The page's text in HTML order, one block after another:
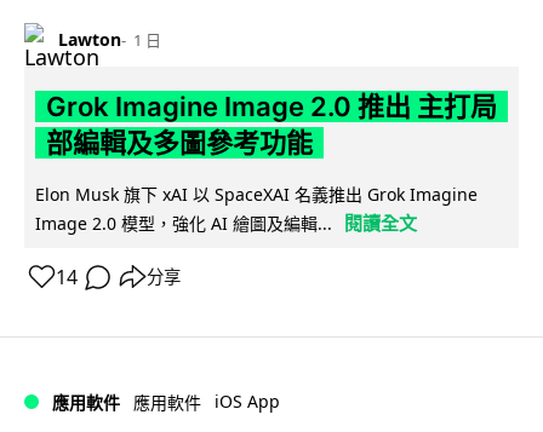
Lawton 1 日
Grok Imagine Image 2.0 推出 主打局
部編輯及多圖參考功能
Elon Musk 旗下 xAI 以 SpaceXAI 名義推出 Grok Imagine
Image 2.0 模型，強化 AI 繪圖及編輯...
閱讀全文
14 分享
應用軟件 應用軟件 iOS App